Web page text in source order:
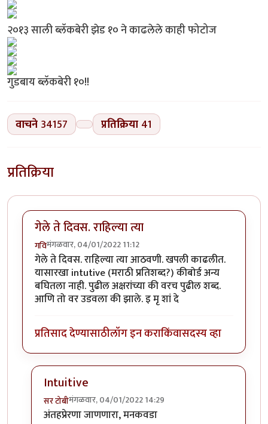
२०१३ साली ब्लॅकबेरी झेड १० ने काढलेले काही फोटोज
गुडबाय ब्लॅकबेरी १०!!
वाचने 34157 प्रतिक्रिया 41
प्रतिक्रिया
गेले ते दिवस. राहिल्या त्या
गविमंगळवार, 04/01/2022 11:12
गेले ते दिवस. राहिल्या त्या आठवणी. खपली काढलीत.
यासारखा intutive (मराठी प्रतिशब्द?) कीबोर्ड अन्य
बघितला नाही. पुढील अक्षरांच्या की वरच पुढील शब्द.
आणि तो वर उडवला की झाले. इ मृ शां दे
प्रतिसाद देण्यासाठीलॉग इन कराकिंवासदस्य व्हा
Intuitive
सर टोबीमंगळवार, 04/01/2022 14:29
In reply toगेले ते दिवस. राहिल्या त्या
अंतहप्रेरणा जाणणारा, मनकवडा